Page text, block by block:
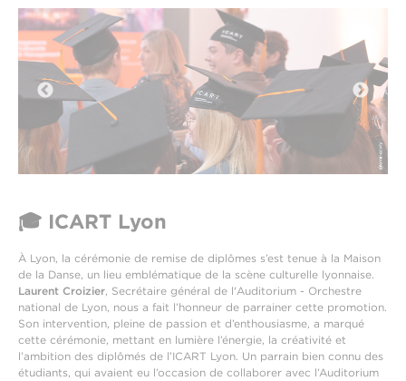
🎓 ICART Lyon
À Lyon, la cérémonie de remise de diplômes s’est tenue à la Maison
de la Danse, un lieu emblématique de la scène culturelle lyonnaise.
Laurent Croizier, Secrétaire général de l'Auditorium - Orchestre
national de Lyon, nous a fait l’honneur de parrainer cette promotion.
Son intervention, pleine de passion et d’enthousiasme, a marqué
cette cérémonie, mettant en lumière l’énergie, la créativité et
l’ambition des diplômés de l’ICART Lyon. Un parrain bien connu des
étudiants, qui avaient eu l’occasion de collaborer avec l’Auditorium